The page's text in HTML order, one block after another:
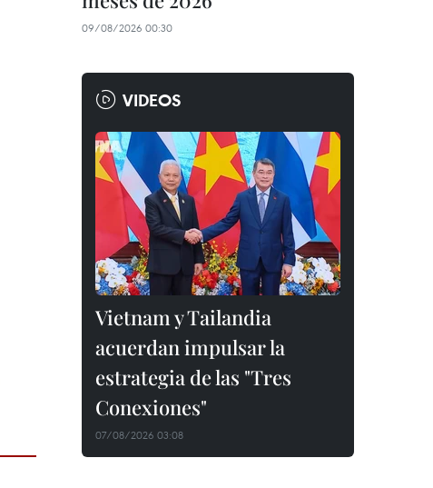
09/08/2026 00:30
VIDEOS
Vietnam y Tailandia
acuerdan impulsar la
estrategia de las "Tres
Conexiones"
07/08/2026 03:08